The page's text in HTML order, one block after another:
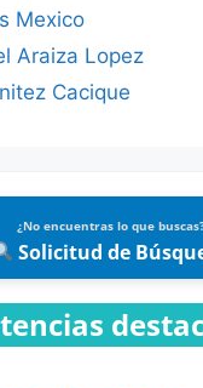
Mexico
Araiza Lopez
Cacique
¿No encuentras lo que
Solicitud de